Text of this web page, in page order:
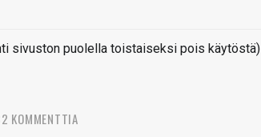
sivuston puolella toistaiseksi pois käytöstä)
KOMMENTTIA